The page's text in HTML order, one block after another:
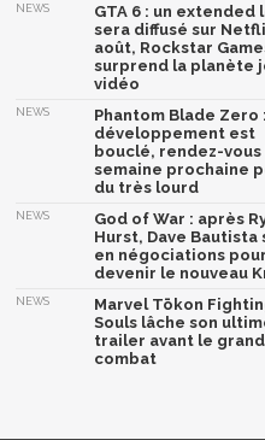
NEWS
GTA 6 : un extended
sera diffusé sur
août, Rockstar
surprend la planète
vidéo
NEWS
Phantom Blade Zero
développement est
bouclé, rendez-vous
semaine prochaine
du très lourd
NEWS
God of War : après
Hurst, Dave Bautista
en négociations pour
devenir le nouveau
NEWS
Marvel Tōkon
Souls lâche son
trailer avant le grand
combat